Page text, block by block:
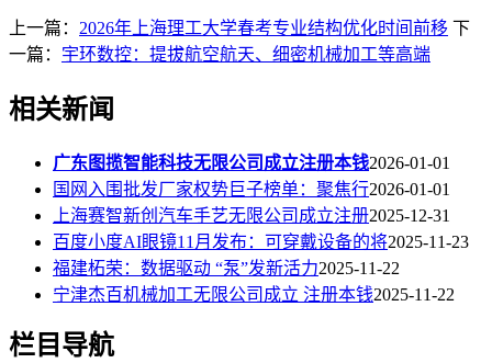
上一篇： 2026年上海理工大学春考专业结构优化时间前移 下
一篇： 宇环数控：提拔航空航天、细密机械加工等高端
相关新闻
广东图揽智能科技无限公司成立注册本钱2026-01-01
国网入围批发厂家权势巨子榜单：聚焦行2026-01-01
上海赛智新创汽车手艺无限公司成立注册2025-12-31
百度小度AI眼镜11月发布：可穿戴设备的将2025-11-23
福建柘荣：数据驱动 “泵”发新活力2025-11-22
宁津杰百机械加工无限公司成立 注册本钱2025-11-22
栏目导航